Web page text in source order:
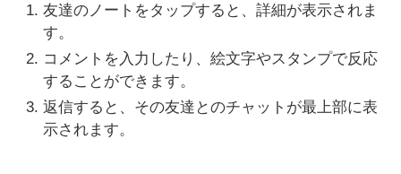
友達のノートをタップすると、詳細が表示されま
す。
コメントを入力したり、絵文字やスタンプで反応
することができます。
返信すると、その友達とのチャットが最上部に表
示されます。